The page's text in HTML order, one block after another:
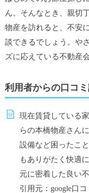
ん。そんなとき、親切
物産を訪れると、不安
談できるでしょう。や
ズに応えている不動産
利用者からの口コミ
現在賃貸している
らの本橋物産さん
設備など困ったこ
もありがたく快適
元に密着した良い
引用元：google口コ